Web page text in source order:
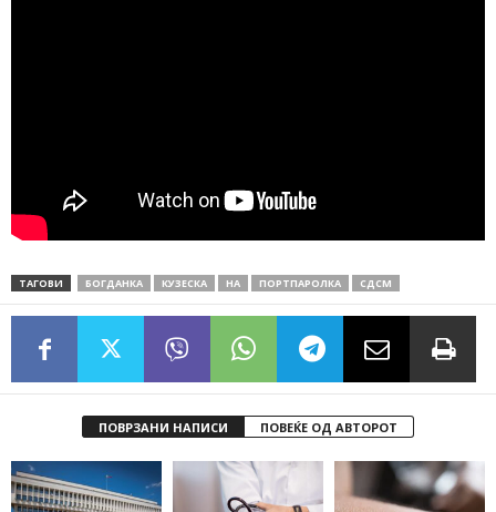
ТАГОВИ БОГДАНКА КУЗЕСКА НА ПОРТПАРОЛКА СДСМ
ПОВРЗАНИ НАПИСИ ПОВЕЌЕ ОД АВТОРОТ